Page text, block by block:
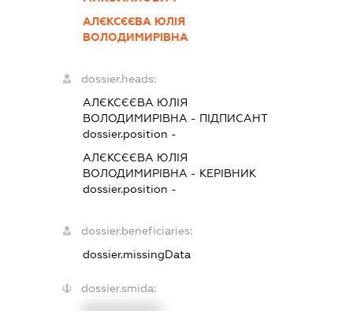
АЛЄКСЄЄВА ЮЛІЯ
ВОЛОДИМИРІВНА
dossier.heads:
АЛЄКСЄЄВА ЮЛІЯ
ВОЛОДИМИРІВНА - ПІДПИСАНТ
dossier.position -
АЛЄКСЄЄВА ЮЛІЯ
ВОЛОДИМИРІВНА - КЕРІВНИК
dossier.position -
dossier.beneficiaries:
dossier.missingData
dossier.smida: